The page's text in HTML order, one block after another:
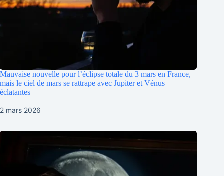
Mauvaise nouvelle pour l’éclipse totale du 3 mars en France,
mais le ciel de mars se rattrape avec Jupiter et Vénus
éclatantes
2 mars 2026